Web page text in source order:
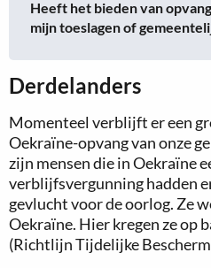
Heeft het bieden van
mijn toeslagen of
Derdelanders
Momenteel verblijft er een
Oekraïne-opvang van onze
zijn mensen die in Oekraïne
verblijfsvergunning hadden
gevlucht voor de oorlog. Ze
Oekraïne. Hier kregen ze op
(Richtlijn Tijdelijke